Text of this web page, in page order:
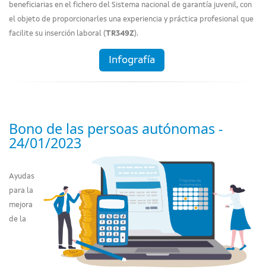
beneficiarias en el fichero del Sistema nacional de garantía juvenil, con
el objeto de proporcionarles una experiencia y práctica profesional que
facilite su inserción laboral (TR349Z).
Infografía
Bono de las persoas autónomas -
24/01/2023
Ayudas
para la
mejora
de la